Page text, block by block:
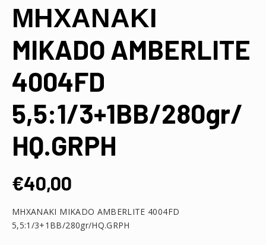
ΜΗΧΑΝΑΚΙ
MIKADO AMBERLITE
4004FD
5,5:1/3+1BB/280gr/
HQ.GRPH
€40,00
ΜΗΧΑΝΑΚΙ MIKADO AMBERLITE 4004FD
5,5:1/3+1BB/280gr/HQ.GRPH